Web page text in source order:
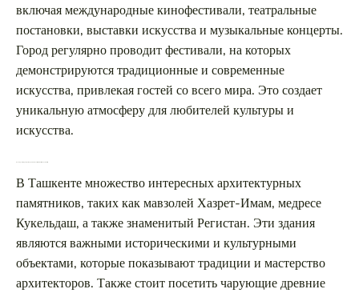
включая международные кинофестивали, театральные
постановки, выставки искусства и музыкальные концерты.
Город регулярно проводит фестивали, на которых
демонстрируются традиционные и современные
искусства, привлекая гостей со всего мира. Это создает
уникальную атмосферу для любителей культуры и
искусства.
В Ташкенте множество интересных архитектурных
памятников, таких как мавзолей Хазрет-Имам, медресе
Кукельдаш, а также знаменитый Регистан. Эти здания
являются важными историческими и культурными
объектами, которые показывают традиции и мастерство
архитекторов. Также стоит посетить чарующие древние